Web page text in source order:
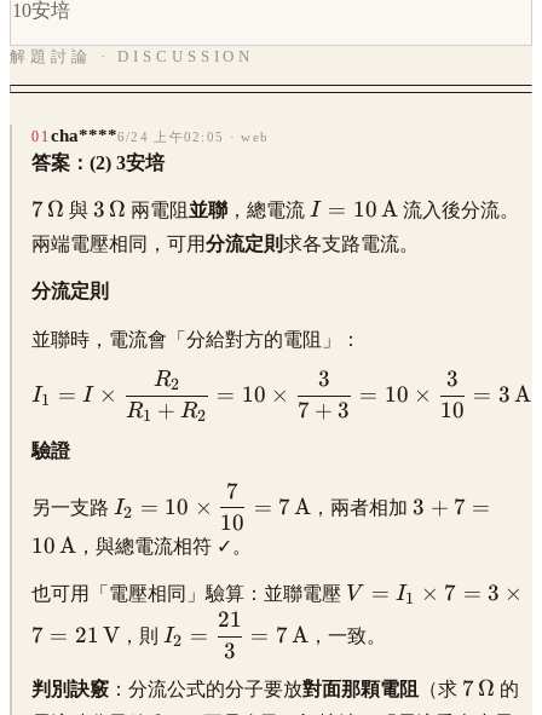
10安培
解題討論 · DISCUSSION
01 cha****6/24 上午02:05 · web
答案：(2) 3安培
\displaystyle
7\,\Omega
7Ω 與\displaystyle
3\,\Omega
3 Ω 兩電阻 並聯，總電流 \displaystyle
I =
I = 10A 流入後分流。
兩端電壓相同，可用分流定則求各支路電流。
分流定則
並聯時，電流會「分給對方的電阻」：
\displaystyle
I_1 = I
\times
\frac{R_2}
{R_1 +
R_2} = 10
\times
\frac{3}{7
+ 3} = 10
\times
{10} =
I1 = I ×
R1 + R2
R2 = 10 ×
7 + 3
3
= 10 ×
10
3
= 3A
驗證
另一支路 \displaystyle
I_2 = 10
\times
\frac{7}
{10} =
7\,\text{A}
I2 = 10 ×
10
7
= 7A ，兩者相加\displaystyle
3 + 7 =
3 + 7 =
10A ，與總電流相符 ✓。
也可用「電壓相同」驗算：並聯電壓 \displaystyle
\times 7 = 3
\times 7 =
21\,\text{V}
V = I1 × 7 = 3 ×
7 = 21 V ，則
\displaystyle
I_2 =
\frac{21}
{3} =
I2 =
3
21
= 7A ，一致。
判別訣竅 ：分流公式的分子要放對面那顆電阻 （求 7Ω 的